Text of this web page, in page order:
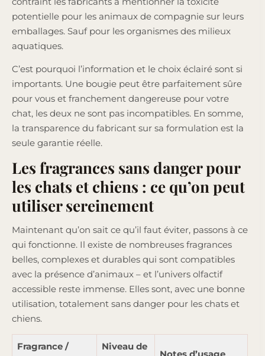
potentielle pour les animaux de compagnie sur leurs
emballages. Sauf pour les organismes des milieux
aquatiques.
C’est pourquoi l’information et le choix éclairé sont si
importants. Une bougie peut être parfaitement sûre
pour vous et franchement dangereuse pour votre
chat, les deux ne sont pas incompatibles. En somme,
la transparence du fabricant sur sa formulation est la
seule garantie réelle.
Les fragrances sans danger pour
les chats et chiens : ce qu’on peut
utiliser sereinement
Maintenant qu’on sait ce qu’il faut éviter, passons à ce
qui fonctionne. Il existe de nombreuses fragrances
belles, complexes et durables qui sont compatibles
avec la présence d’animaux – et l’univers olfactif
accessible reste immense. Elles sont, avec une bonne
utilisation, totalement sans danger pour les chats et
chiens.
Fragrance /
Niveau de